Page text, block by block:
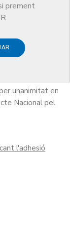
prement
unanimitat en
Nacional pel
l'adhesió